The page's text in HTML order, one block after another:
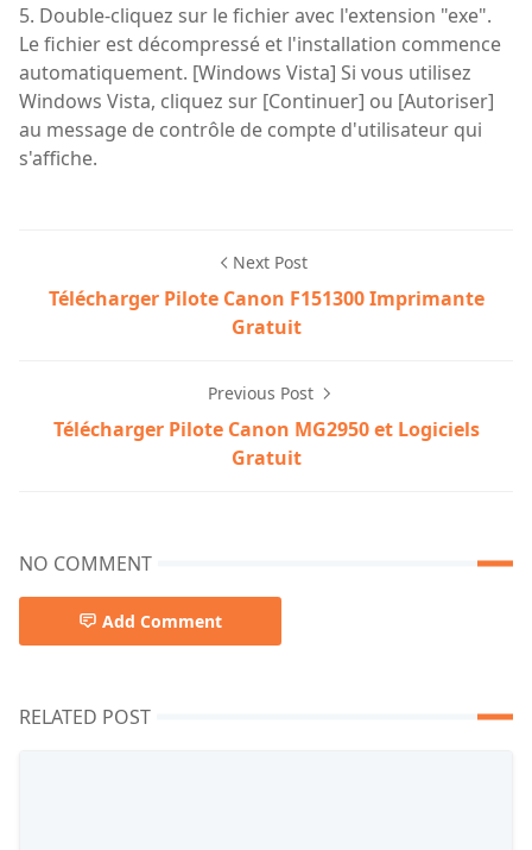
5. Double-cliquez sur le fichier avec l'extension "exe".
Le fichier est décompressé et l'installation commence
automatiquement. [Windows Vista] Si vous utilisez
Windows Vista, cliquez sur [Continuer] ou [Autoriser]
au message de contrôle de compte d'utilisateur qui
s'affiche.
Next Post
Télécharger Pilote Canon F151300 Imprimante
Gratuit
Previous Post
Télécharger Pilote Canon MG2950 et Logiciels
Gratuit
NO COMMENT
Add Comment
RELATED POST